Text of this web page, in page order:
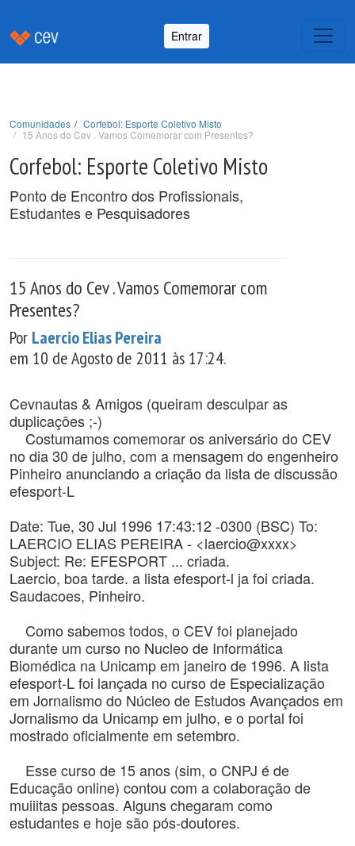
Entrar
Comunidades
Corfebol: Esporte Coletivo Misto
15 Anos do Cev . Vamos Comemorar com Presentes?
Corfebol: Esporte Coletivo Misto
Ponto de Encontro dos Profissionais,
Estudantes e Pesquisadores
15 Anos do Cev . Vamos Comemorar com
Presentes?
Por Laercio Elias Pereira
em 10 de Agosto de 2011 às 17:24.
Cevnautas & Amigos (queiram desculpar as
duplicações ;-)
Costumamos comemorar os aniversário do CEV
no dia 30 de julho, com a mensagem do engenheiro
Pinheiro anunciando a criação da lista de discussão
efesport-L
Date: Tue, 30 Jul 1996 17:43:12 -0300 (BSC) To:
LAERCIO ELIAS PEREIRA - <laercio@xxxx>
Subject: Re: EFESPORT ... criada.
Laercio, boa tarde. a lista efesport-l ja foi criada.
Saudacoes, Pinheiro.
Como sabemos todos, o CEV foi planejado
durante um curso no Nucleo de Informática
Biomédica na Unicamp em janeiro de 1996. A lista
efesport-L foi lançada no curso de Especialização
em Jornalismo do Núcleo de Estudos Avançados em
Jornalismo da Unicamp em julho, e o portal foi
mostrado oficialmente em setembro.
Esse curso de 15 anos (sim, o CNPJ é de
Educação online) contou com a colaboração de
muiiitas pessoas. Alguns chegaram como
estudantes e hoje são pós-doutores.